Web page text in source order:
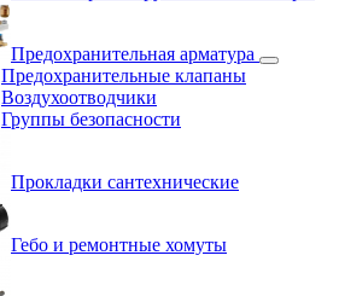
Предохранительная арматура
Предохранительные клапаны
Воздухоотводчики
Группы безопасности
Прокладки сантехнические
Гебо и ремонтные хомуты